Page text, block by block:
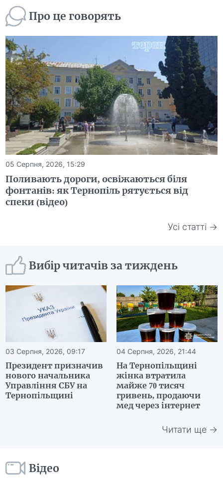
Про це говорять
05 Серпня, 2026, 15:29
Поливають дороги, освіжаються біля
фонтанів: як Тернопіль рятується від
спеки (відео)
Усі статті →
Вибір читачів за тиждень
03 Серпня, 2026, 09:17
Президент призначив
нового начальника
Управління СБУ на
Тернопільщині
04 Серпня, 2026, 21:44
На Тернопільщині
жінка втратила
майже 70 тисяч
гривень, продаючи
мед через інтернет
Читати ще →
Відео